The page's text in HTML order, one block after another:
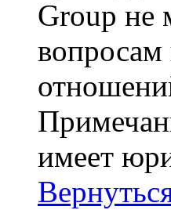
Group не
вопросам
имеет